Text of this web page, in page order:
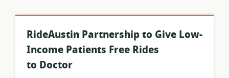
か
RideAustin Partnership to Give Low-
Income Patients Free Rides
to Doctor